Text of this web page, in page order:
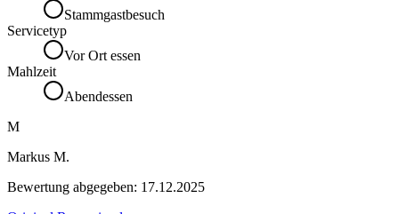
Stammgastbesuch
Servicetyp
Vor Ort essen
Mahlzeit
Abendessen
M
Markus M.
Bewertung abgegeben: 17.12.2025